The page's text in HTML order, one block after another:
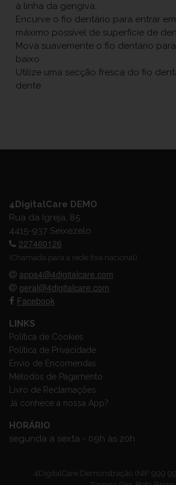
à linha da gengiva.
Encurve o fio dentário para entrar
máximo possível de superfície de
Mova suavemente o fio dentário
baixo.
Utilize uma secção fresca do fio
dente.
4DigitalCare DEMO
Rua da Igreja, 85
4415-937 Seixezelo
227460126
(Chamada para a rede fixa nacional)
apps4@4digitalcare.com
geral@4digitalcare.com
Facebook
LINKS
Política de Cookies
Política de Privacidade
Envio de Encomendas
Métodos de Pagamento
Livro de Reclamações
Já conhece a nossa App?
HORÁRIO
segunda a sexta - 09h às 20h
4DigitalCare Demonstração (NIF 999